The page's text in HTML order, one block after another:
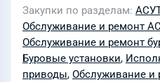
систем
Бурение"
Закупки по разделам
Обслуживание и ремонт
Обслуживание и ремонт
Буровые установки,
приводы, Обслуживание и